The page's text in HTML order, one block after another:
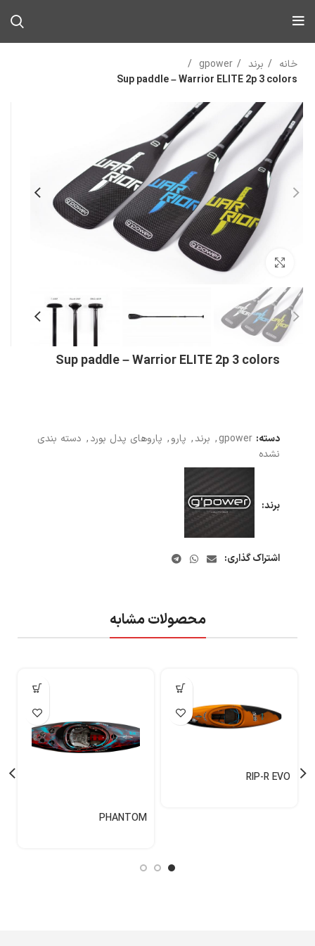
خانه برند
gpower
Sup paddle – Warrior ELITE 2p 3 colors
بزرگنمایی تصویر
Sup paddle – Warrior ELITE 2p 3 colors
دسته: gpower
, برند, پارو, پاروهای پدل بورد, دسته بندی
نشده
برند:
اشتراک گذاری:
محصولات مشابه
RIP-R EVO
PHANTOM